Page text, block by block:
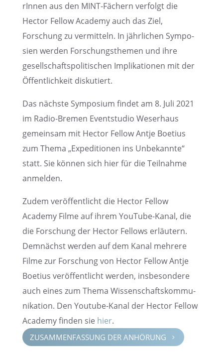
rIn­nen aus den MINT-Fächern verfolgt die
Hector Fellow Academy auch das Ziel,
Forschung zu vermit­teln. In jährli­chen Sympo­
sien werden Forschungs­the­men und ihre
gesell­schafts­po­li­ti­schen Impli­ka­tio­nen mit der
Öffent­lich­keit diskutiert.
Das nächste Sympo­sium findet am 8. Juli 2021
im Radio-Bremen Eventstu­dio Weser­haus
gemein­sam mit Hector Fellow Antje Boetius
zum Thema „Expedi­tio­nen ins Unbekannte“
statt. Sie können sich hier für die Teilnahme
anmelden.
Zudem veröf­fent­licht die Hector Fellow
Academy Filme auf ihrem YouTube-Kanal, die
die Forschung der Hector Fellows erläu­tern.
Demnächst werden auf dem Kanal mehrere
Filme zur Forschung von Hector Fellow Antje
Boetius veröf­fent­licht werden, insbe­son­dere
auch eines zum Thema Wissen­schafts­kom­mu­
ni­ka­tion. Den Youtube-Kanal der Hector Fellow
Academy finden sie hier.
ZUSAM­MEN­FAS­SUNG DER ANHÖRUNG 5